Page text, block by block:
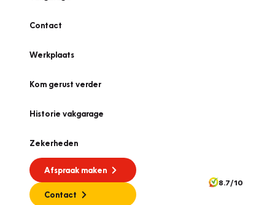
Contact
Werkplaats
Kom gerust verder
Historie vakgarage
Zekerheden
Afspraak maken
Contact
8.7/10